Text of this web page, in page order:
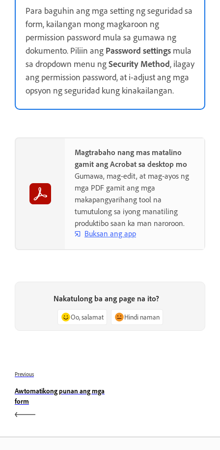
Para baguhin ang mga setting ng seguridad sa
form, kailangan mong magkaroon ng
permission password mula sa gumawa ng
dokumento. Piliin ang Password settings mula
sa dropdown menu ngSecurity Method, ilagay
ang permission password, at i-adjust ang mga
opsyon ng seguridad kung kinakailangan.
Magtrabaho nang mas matalino
gamit ang Acrobat sa desktop mo
Gumawa, mag-edit, at mag-ayos ng
mga PDF gamit ang mga
makapangyarihang tool na
tumutulong sa iyong manatiling
produktibo saan ka man naroroon.
Buksan ang app
Nakatulong ba ang page na ito?
Oo, salamat Hindi naman
Previous
Awtomatikong punan ang mga
form